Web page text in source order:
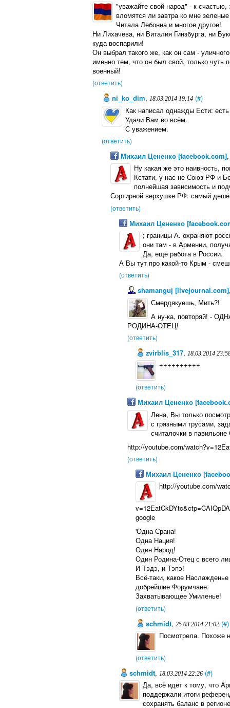
"уважайте свой народ" - к
вломятся ли завтра ко мне
Читала Лебонна и многое другое!
Ни Лихачева, ни Виталия Гинзбурга, ни
куда воспарили!
Он выбрал такого же, как он сам -
именно тем, что он был свой, только чуть
военный!
(ответить)
ni_ko_dim, 18.03.2014 19:14 (#)
Как написал однажды Ести:
Удачи Вам во всём.
С уважением.
(ответить)
Михаил Цененко [facebook.com]
Ну какая же это наивность,
Кстати, у нас не Союз РФ и
полнейшая зависимость и
Сортирной верхушке РФ: самый
(ответить)
Михаил Цененко
; границы А. охраняют
они там - в Армении,
Да, ещё работа в России.
А Вы тут про какой-то Крым -
(ответить)
shamanguj [livejournal.com]
Смердякуешь, Мить?!
А ну-ка, повторяй! -
РОДИНА-ОТЕЦ!
(ответить)
zvirblis_317,18.03.2014
++++++++++
(ответить)
Михаил Цененко
Лена, Вы только
с грязными трусами,
считалочки в
http://youtube.com/
(ответить)
Михаил Цененко
http://youtube.com/
google
'Одна Срана!
Одна Нация!
Один Народ!
Один Родина-Отец с всего
И Тэдэ, и Тэпэ!
Всё-таки, какое
добрейшие Форумчане.
Захватывающее Умиленье!
(ответить)
schmidt,25.03.2014 21:02 (#)
Посмотрела. Похоже
(ответить)
schmidt, 18.03.2014 22:26 (#)
Да, всё идёт к тому, что
поддержали итоги
сохранять баланс в